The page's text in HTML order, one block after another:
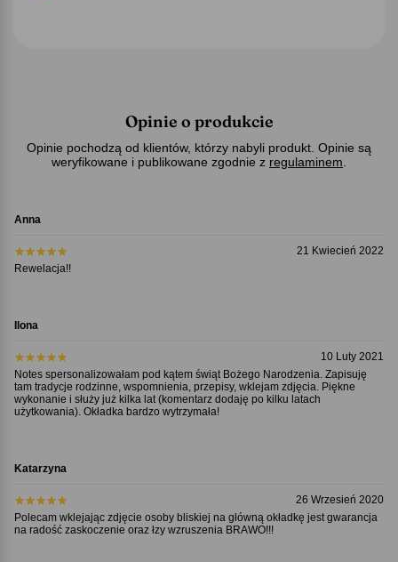
Opinie o produkcie
Opinie pochodzą od klientów, którzy nabyli produkt. Opinie są
weryfikowane i publikowane zgodnie z regulaminem
Anna
21 Kwiecień 2022
Rewelacja!!
Ilona
10 Luty 2021
Notes spersonalizowałam pod kątem świąt Bożego Narodzenia. Zapisuję
tam tradycje rodzinne, wspomnienia, przepisy, wklejam zdjęcia. Piękne
wykonanie i służy już kilka lat (komentarz dodaję po kilku latach
użytkowania). Okładka bardzo wytrzymała!
Katarzyna
26 Wrzesień 2020
Polecam wklejając zdjęcie osoby bliskiej na główną okładkę jest gwarancja
na radość zaskoczenie oraz łzy wzruszenia BRAWO!!!